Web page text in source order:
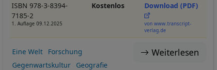
ISBN 978-3-8394-
7185-2
1. Auflage 09.12.2025
Kostenlos Download (PDF)
von www.transcript-
verlag.de
Weiterlesen
Eine Welt
Forschung
Gegenwartskultur
Geografie